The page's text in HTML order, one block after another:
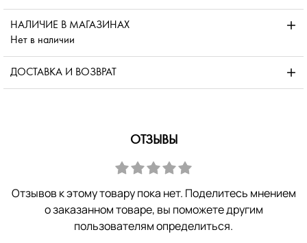
НАЛИЧИЕ В МАГАЗИНАХ
Нет в наличии
ДОСТАВКА И ВОЗВРАТ
ОТЗЫВЫ
Отзывов к этому товару пока нет. Поделитесь мнением
о заказанном товаре, вы поможете другим
пользователям определиться.